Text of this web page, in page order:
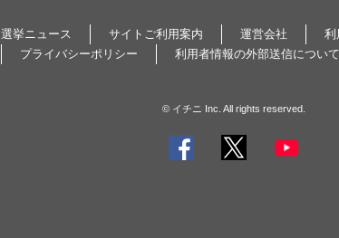
選挙ニュース サイトご利用案内 運営会社 利
プライバシーポリシー
利用者情報の外部送信について
© イチニ Inc. All rights reserved.